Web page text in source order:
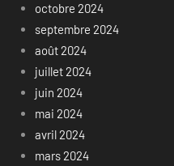
octobre 2024
septembre 2024
août 2024
juillet 2024
juin 2024
mai 2024
avril 2024
mars 2024